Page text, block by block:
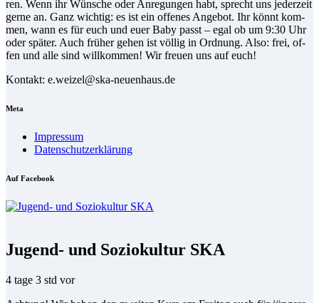
ren. Wenn ihr Wün­sche oder An­re­gun­gen habt, sprecht uns je­der­zeit
ger­ne an. Ganz wich­tig: es ist ein of­fe­nes An­ge­bot. Ihr könnt kom­
men, wann es für euch und eu­er Ba­by passt – egal ob um 9:30 Uhr
oder spä­ter. Auch frü­her ge­hen ist völ­lig in Ord­nung. Al­so: frei, of­
fen und al­le sind will­kom­men! Wir freu­en uns auf euch!
Kon­takt: e.weizel@ska-neuenhaus.de
Me­ta
Im­pres­sum
Da­ten­schutz­er­klä­rung
Auf Face­book
Jugend- und Soziokultur SKA
4 tage 3 std vor